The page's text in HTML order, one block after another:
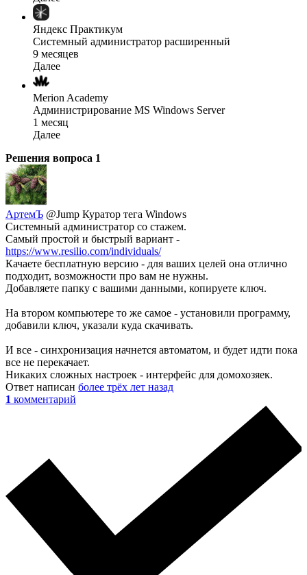
Яндекс Практикум
Системный администратор расширенный
9 месяцев
Далее
Merion Academy
Администрирование MS Windows Server
1 месяц
Далее
Решения вопроса 1
АртемЪ @Jump Куратор тега Windows
Системный администратор со стажем.
Самый простой и быстрый вариант -
https://www.resilio.com/individuals/
Качаете бесплатную версию - для ваших целей она отлично
подходит, возможности про вам не нужны.
Добавляете папку с вашими данными, копируете ключ.
На втором компьютере то же самое - установили программу,
добавили ключ, указали куда скачивать.
И все - синхронизация начнется автоматом, и будет идти пока
все не перекачает.
Никаких сложных настроек - интерфейс для домохозяек.
Ответ написан более трёх лет назад
1 комментарий